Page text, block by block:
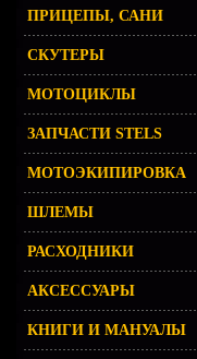
ПРИЦЕПЫ, САНИ
СКУТЕРЫ
МОТОЦИКЛЫ
ЗАПЧАСТИ STELS
МОТОЭКИПИРОВКА
ШЛЕМЫ
РАСХОДНИКИ
АКСЕССУАРЫ
КНИГИ И МАНУАЛЫ